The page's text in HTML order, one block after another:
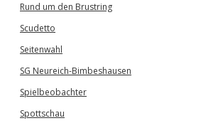
Rund um den Brustring
Scudetto
Seitenwahl
SG Neureich-Bimbeshausen
Spielbeobachter
Spottschau